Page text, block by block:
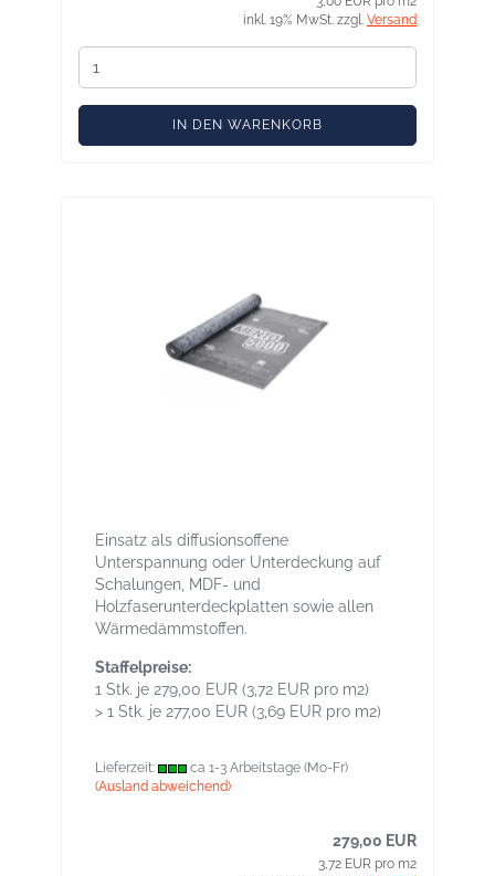
inkl. 19% MwSt. zzgl. Versand
IN DEN WARENKORB
Einsatz als diffusionsoffene
Unterspannung oder Unterdeckung auf
Schalungen, MDF- und
Holzfaserunterdeckplatten sowie allen
Wärmedämmstoffen.
Staffelpreise:
1 Stk. je 279,00 EUR (3,72 EUR pro m2)
> 1 Stk. je 277,00 EUR (3,69 EUR pro m2)
Lieferzeit:
ca 1-3 Arbeitstage (Mo-Fr)
(Ausland abweichend)
279,00 EUR
3,72 EUR pro m2